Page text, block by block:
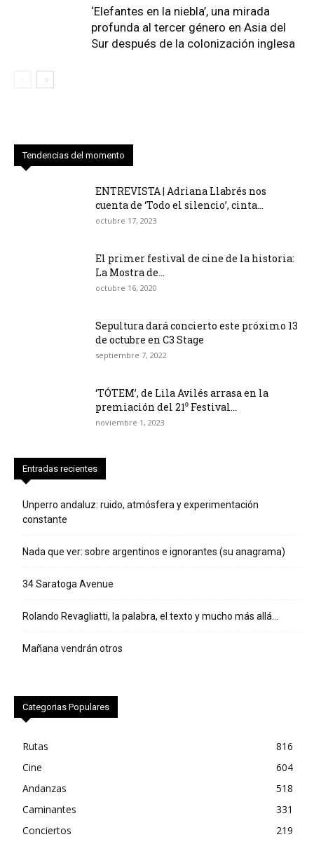
‘Elefantes en la niebla’, una mirada
profunda al tercer género en Asia del
Sur después de la colonización inglesa
Tendencias del momento
ENTREVISTA | Adriana Llabrés nos
cuenta de ‘Todo el silencio’, cinta...
octubre 17, 2023
El primer festival de cine de la historia:
La Mostra de...
octubre 16, 2020
Sepultura dará concierto este próximo 13
de octubre en C3 Stage
septiembre 7, 2022
‘TÓTEM’, de Lila Avilés arrasa en la
premiación del 21⁰ Festival...
noviembre 1, 2023
Entradas recientes
Unperro andaluz: ruido, atmósfera y experimentación
constante
Nada que ver: sobre argentinos e ignorantes (su anagrama)
34 Saratoga Avenue
Rolando Revagliatti, la palabra, el texto y mucho más allá…
Mañana vendrán otros
Categorias Populares
Rutas
816
Cine
604
Andanzas
518
Caminantes
331
Conciertos
219